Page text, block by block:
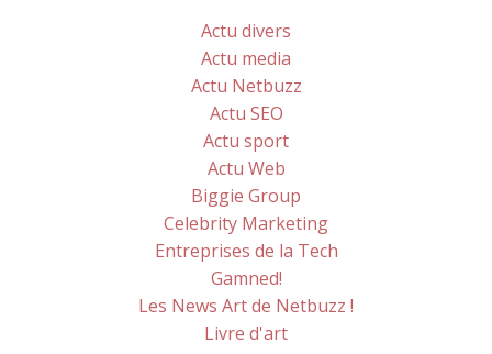
Actu divers
Actu media
Actu Netbuzz
Actu SEO
Actu sport
Actu Web
Biggie Group
Celebrity Marketing
Entreprises de la Tech
Gamned!
Les News Art de Netbuzz !
Livre d'art